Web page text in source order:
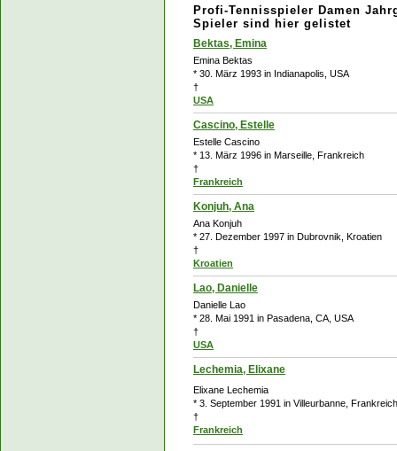
Profi-Tennisspieler Damen
Spieler sind hier gelistet
Bektas, Emina
Emina Bektas
* 30. März 1993 in Indianapolis, USA
†
USA
Cascino, Estelle
Estelle Cascino
* 13. März 1996 in Marseille, Frankreich
†
Frankreich
Konjuh, Ana
Ana Konjuh
* 27. Dezember 1997 in Dubrovnik, Kroatien
†
Kroatien
Lao, Danielle
Danielle Lao
* 28. Mai 1991 in Pasadena, CA, USA
†
USA
Lechemia, Elixane
Elixane Lechemia
* 3. September 1991 in Villeurbanne, Frankreich
†
Frankreich